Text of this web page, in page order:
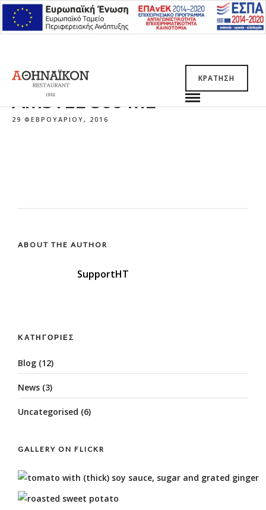
ΚΡΆΤΗΣΗ
AMSTEL 500 ML
29 ΦΕΒΡΟΥΑΡΊΟΥ, 2016
ABOUT THE AUTHOR
SupportHT
ΚΑΤΗΓΟΡΊΕΣ
Blog (12)
News (3)
Uncategorised (6)
GALLERY ON FLICKR